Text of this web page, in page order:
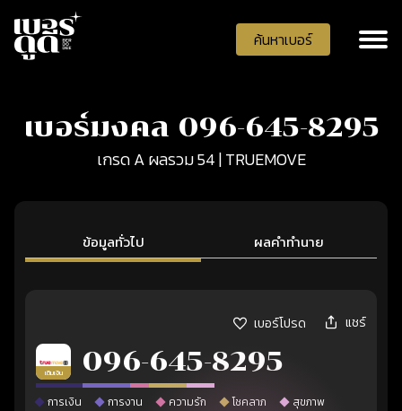
ค้นหาเบอร์
เบอร์มงคล 096-645-8295
เกรด A ผลรวม 54 | TRUEMOVE
ข้อมูลทั่วไป ผลคำทำนาย
เบอร์โปรด แชร์
เติมเงิน 096-645-8295
การเงิน การงาน ความรัก โชคลาภ สุขภาพ